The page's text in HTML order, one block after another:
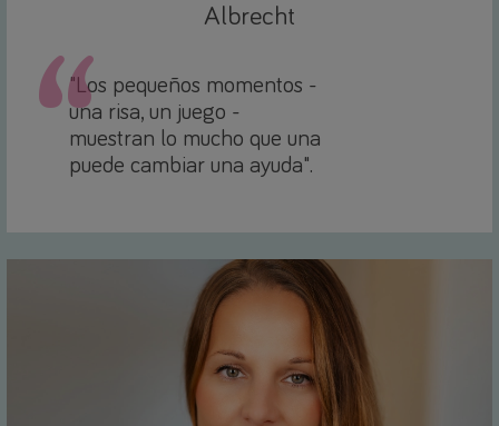
Albrecht
"Los pequeños momentos -
una risa, un juego -
muestran lo mucho que una
puede cambiar una ayuda".